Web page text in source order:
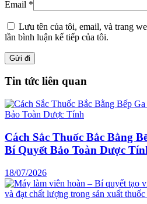
Email *
Lưu tên của tôi, email, và trang
lần bình luận kế tiếp của tôi.
Tin tức liên quan
Cách Sắc Thuốc Bắc Bằng
Bí Quyết Bảo Toàn Dược
18/07/2026